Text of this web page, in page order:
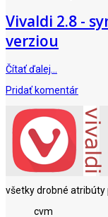
Vivaldi 2.8 -
verziou
Čítať ďalej…
Pridať komentár
všetky drobné atribúty
cvm